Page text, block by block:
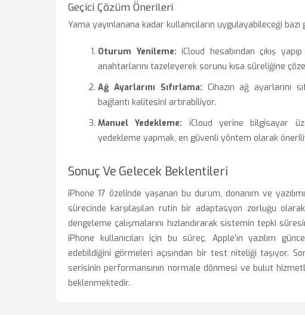
Geçici Çözüm Önerileri
Yama yayınlanana kadar kullanıcıların uygulayabileceği
Oturum Yenileme: iCloud hesabından çıkış
anahtarlarını tazeleyerek sorunu kısa süreliğine
Ağ Ayarlarını Sıfırlama: Cihazın ağ ayarlarını
bağlantı kalitesini artırabiliyor.
Manuel Yedekleme: iCloud yerine bilgisayar
yedekleme yapmak, en güvenli yöntem olarak
Sonuç Ve Gelecek Beklentileri
iPhone 17 özelinde yaşanan bu durum, donanım ve
sürecinde karşılaşılan rutin bir adaptasyon zorluğu
dengeleme çalışmalarını hızlandırarak sistemin tepki
iPhone kullanıcıları için bu süreç, Apple’ın yazılım
edebildiğini görmeleri açısından bir test niteliği taşıyor.
serisinin performansının normale dönmesi ve bulut
beklenmektedir.